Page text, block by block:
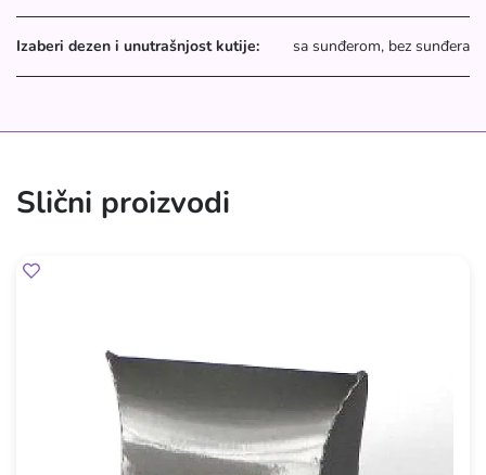
Izaberi dezen i unutrašnjost kutije: sa sunđerom, bez sunđera
Slični proizvodi